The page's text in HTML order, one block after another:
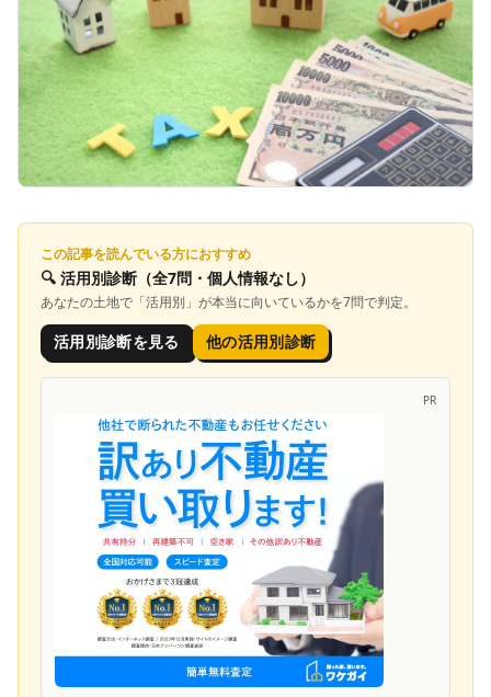
この記事を読んでいる方におすすめ
🔍 活用別診断 （全7問・個人情報なし）
あなたの土地で「活用別 」が本当に向いているかを7問で判定。
活用別診断を見る 他の活用別診断
PR